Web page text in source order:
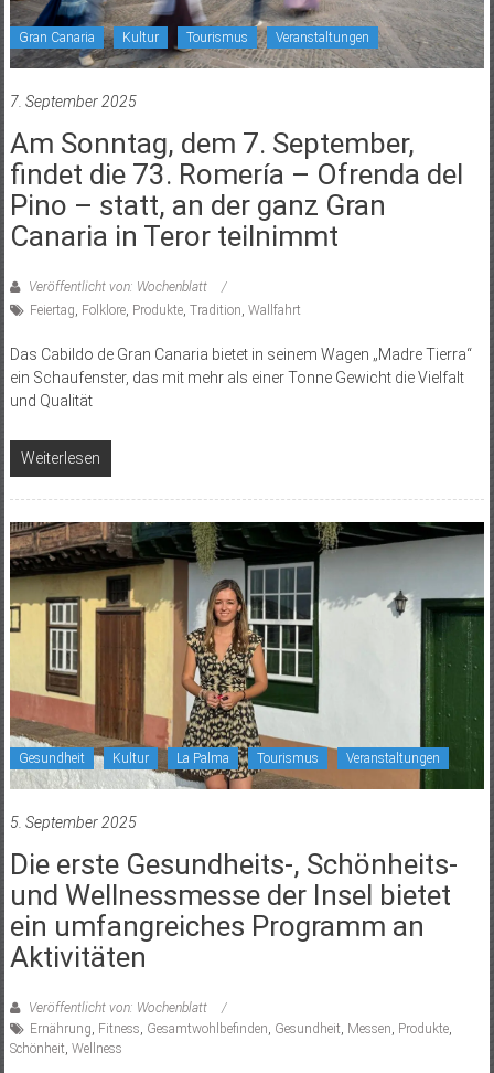
Gran Canaria Kultur Tourismus Veranstaltungen
7. September 2025
Am Sonntag, dem 7. September,
findet die 73. Romería – Ofrenda del
Pino – statt, an der ganz Gran
Canaria in Teror teilnimmt
Veröffentlicht von: Wochenblatt
Feiertag Folklore, Produkte, Tradition Wallfahrt
Das Cabildo de Gran Canaria bietet in seinem Wagen „Madre Tierra“
ein Schaufenster, das mit mehr als einer Tonne Gewicht die Vielfalt
und Qualität
Weiterlesen
Gesundheit Kultur La Palma Tourismus Veranstaltungen
5. September 2025
Die erste Gesundheits-, Schönheits-
und Wellnessmesse der Insel bietet
ein umfangreiches Programm an
Aktivitäten
Veröffentlicht von: Wochenblatt
Ernährung Fitness Gesamtwohlbefinden Gesundheit Messen Produkte,
Schönheit Wellness